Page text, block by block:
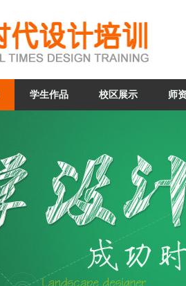
学生作品 校区展示 师